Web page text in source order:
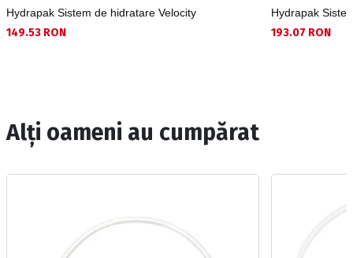
Hydrapak Sistem de hidratare Velocity
149.53 RON
Hydrapak
193.07 RON
Alți oameni au cumpărat